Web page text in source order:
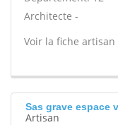
Architecte -
Voir la fiche artisan
Sas grave espace
Artisan